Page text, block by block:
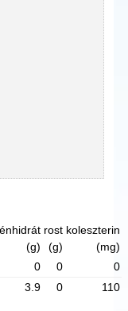
(g)
rost
(g)
koleszterin
(mg)
0 0
0
3.9 0 110